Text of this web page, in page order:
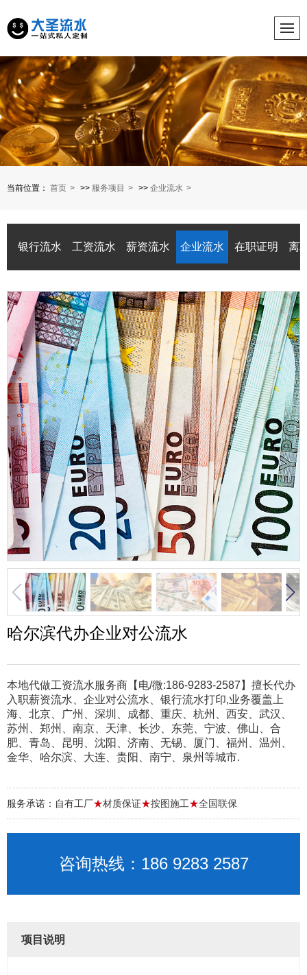
当前位置： 首页 >> 服务项目 >> 企业流水
银行流水 工资流水 薪资流水 企业流水 在职证明 离
哈尔滨代办企业对公流水
本地代做工资流水服务商【电/微:186-9283-2587】擅长代办
入职薪资流水、企业对公流水、银行流水打印,业务覆盖上
海、北京、广州、深圳、成都、重庆、杭州、西安、武汉、
苏州、郑州、南京、天津、长沙、东莞、宁波、佛山、合
肥、青岛、昆明、沈阳、济南、无锡、厦门、福州、温州、
金华、哈尔滨、大连、贵阳、南宁、泉州等城市.
服务承诺：自有工厂★材质保证★按图施工★全国联保
咨询热线：186 9283 2587
项目说明